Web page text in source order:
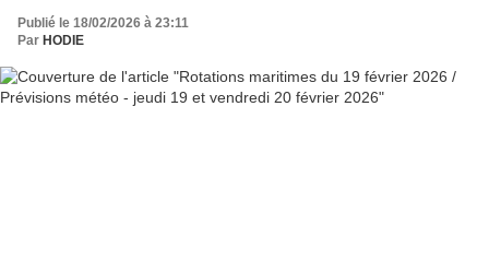
Publié le 18/02/2026 à 23:11
Par HODIE